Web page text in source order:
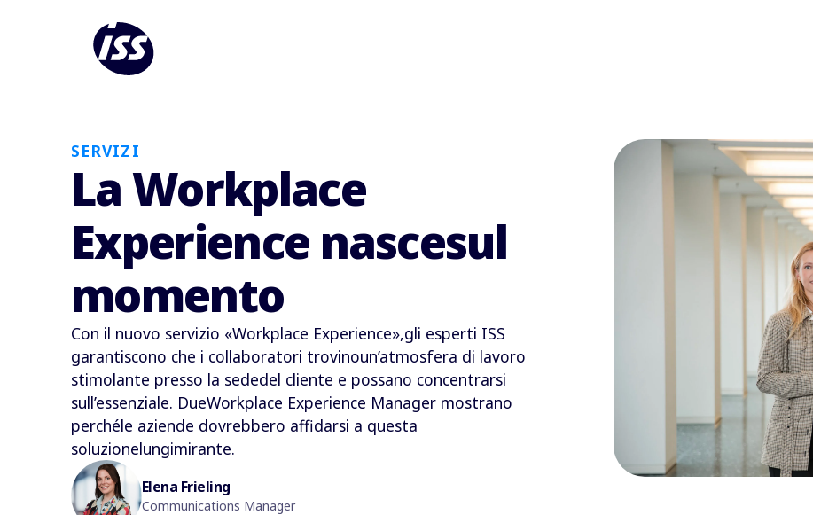
SERVIZI
La Workplace
Experience nascesul
momento
Con il nuovo servizio «Workplace Experience»,gli esperti ISS
garantiscono che i collaboratori trovinoun’atmosfera di lavoro
stimolante presso la sededel cliente e possano concentrarsi
sull’essenziale. DueWorkplace Experience Manager mostrano
perchéle aziende dovrebbero affidarsi a questa
soluzionelungimirante.
Elena Frieling
Communications Manager